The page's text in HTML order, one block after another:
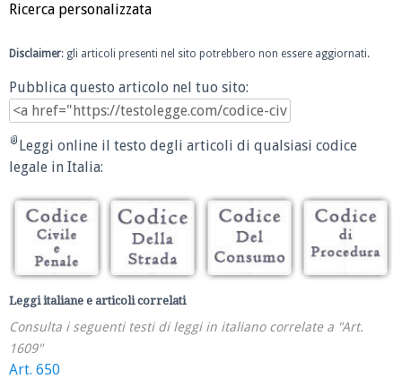
Ricerca personalizzata
Disclaimer: gli articoli presenti nel sito potrebbero non essere aggiornati.
Pubblica questo articolo nel tuo sito:
Leggi online il testo degli articoli di qualsiasi codice
legale in Italia:
Leggi italiane e articoli correlati
Consulta i seguenti testi di leggi in italiano correlate a "Art.
1609"
Art. 650